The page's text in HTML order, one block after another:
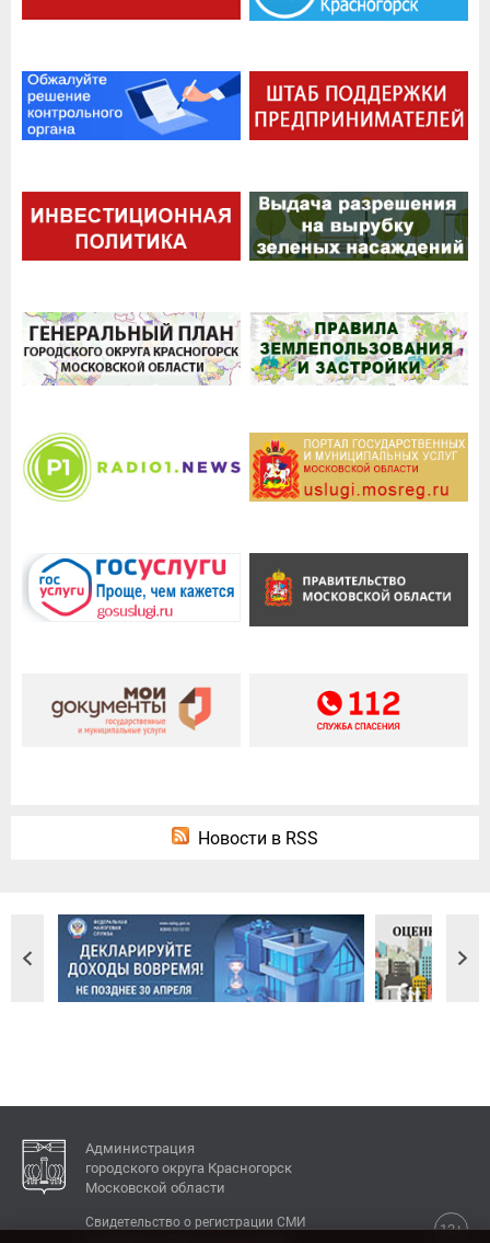
Новости в RSS
Администрация
городского округа Красногорск
Московской области
12+
Свидетельство о регистрации СМИ